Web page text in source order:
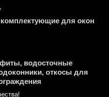
комплектующие для окон
водосточные
откосы для